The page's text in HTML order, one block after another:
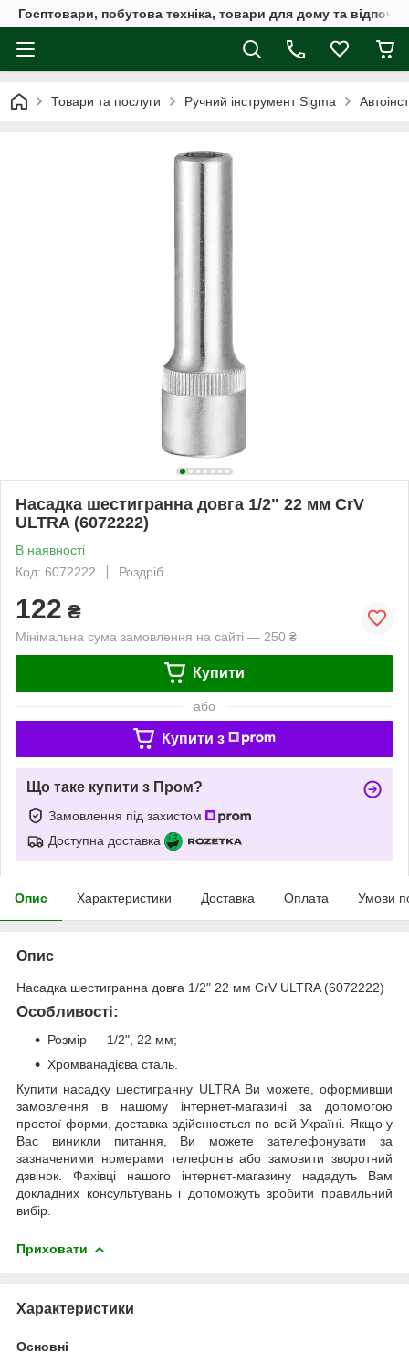
Госптовари, побутова техніка, товари для дому та
Товари та послуги Ручний інструмент Sigma
Насадка шестигранна довга 1/2" 22 мм CrV
ULTRA (6072222)
В наявності
Код: 6072222
Роздріб
122 ₴
Мінімальна сума замовлення на сайті — 250 ₴
Купити
або
Купити з
Що таке купити з Пром?
Замовлення під захистом
Доступна доставка
Опис Характеристики Доставка Оплата Умови
Опис
Насадка шестигранна довга 1/2" 22 мм CrV ULTRA (6072222)
Особливості:
Розмір — 1/2", 22 мм;
Хромванадієва сталь.
Купити насадку шестигранну ULTRA Ви можете, оформивши
замовлення в нашому інтернет-магазині за допомогою
простої форми, доставка здійснюється по всій Україні. Якщо у
Вас виникли питання, Ви можете зателефонувати за
зазначеними номерами телефонів або замовити зворотний
дзвінок. Фахівці нашого інтернет-магазину нададуть Вам
докладних консультувань і допоможуть зробити правильний
вибір.
Приховати
Характеристики
Основні